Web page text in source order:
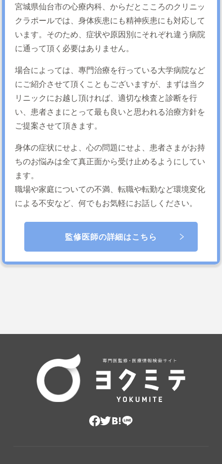
宮城県仙台市の心療内科、からだとこころのクリニッ
クラポールでは、身体疾患にも精神疾患にも対応して
います。そのため、症状や原因別にそれぞれ違う病院
に通って頂く必要はありません。
場合によっては、專門治療を行っている大学病院など
にご紹介させて頂くこともございますが、まずは当ク
リニックにお越し頂ければ、適切な検査と診断を行
い、患者さまにとって最も良いと思われる治療方針を
ご提案させて頂きます。
身体の症状にせよ、心の問題にせよ、患者さまがお持
ちのお悩みは全て真正面から受け止めるようにしてい
ます。
職場や家庭についての不満、転職や転勤など環境変化
による不安など、何でもお気軽にお話しください。
監修医師の詳細はこちら